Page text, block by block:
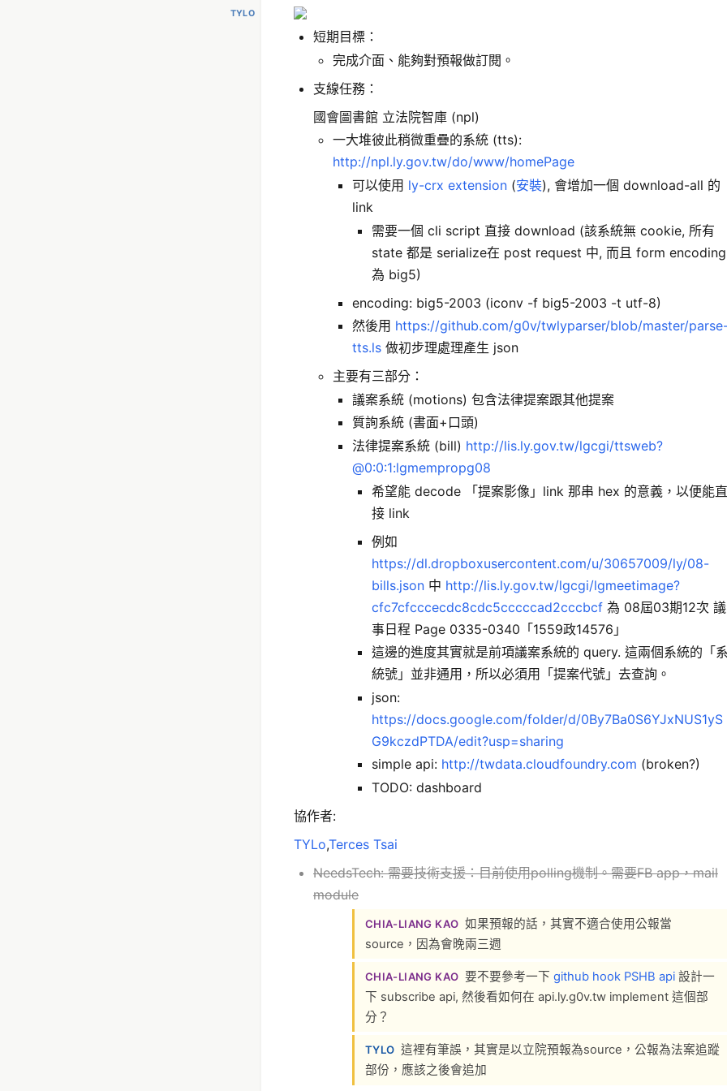
TYLO
短期目標：
完成介面、能夠對預報做訂閱。
支線任務：
國會圖書館 立法院智庫 (npl)
一大堆彼此稍微重疊的系統 (tts):
http://npl.ly.gov.tw/do/www/homePage
可以使用 ly-crx extension (安裝), 會增加一個 download-all 的
link
需要一個 cli script 直接 download (該系統無 cookie, 所有
state 都是 serialize在 post request 中, 而且 form encoding
為 big5)
encoding: big5-2003 (iconv -f big5-2003 -t utf-8)
然後用 https://github.com/g0v/twlyparser/blob/master/
tts.ls 做初步理處理產生 json
主要有三部分：
議案系統 (motions) 包含法律提案跟其他提案
質詢系統 (書面+口頭)
法律提案系統 (bill) http://lis.ly.gov.tw/lgcgi/ttsweb?
@0:0:1:lgmempropg08
希望能 decode 「提案影像」link 那串 hex 的意義，以便能直
接 link
例如
https://dl.dropboxusercontent.com/u/30657009/ly/08-
bills.json 中 http://lis.ly.gov.tw/lgcgi/lgmeetimage?
cfc7cfcccecdc8cdc5cccccad2cccbcf 為 08屆03期12次 議
事日程 Page 0335-0340「1559政14576」
這邊的進度其實就是前項議案系統的 query. 這兩個系統的「
統號」並非通用，所以必須用「提案代號」去查詢。
json:
https://docs.google.com/folder/d/0By7Ba0S6YJxNUS1yS
G9kczdPTDA/edit?usp=sharing
simple api: http://twdata.cloudfoundry.com (broken?)
TODO: dashboard
協作者:
TYLo,Terces Tsai
NeedsTech: 需要技術支援：目前使用polling機制。需要FB app，mail
module
CHIA-LIANG KAO 如果預報的話，其實不適合使用公報當
source，因為會晚兩三週
CHIA-LIANG KAO 要不要參考一下github hook PSHB api 設計一
下 subscribe api, 然後看如何在 api.ly.g0v.tw implement 這個部
分？
TYLO 這裡有筆誤，其實是以立院預報為source，公報為法案追蹤
部份，應該之後會追加